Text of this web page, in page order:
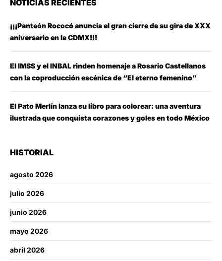
NOTICIAS RECIENTES
¡¡¡Panteón Rococó anuncia el gran cierre de su gira de XXX
aniversario en la CDMX!!!
El IMSS y el INBAL rinden homenaje a Rosario Castellanos
con la coproducción escénica de “El eterno femenino”
El Pato Merlín lanza su libro para colorear: una aventura
ilustrada que conquista corazones y goles en todo México
HISTORIAL
agosto 2026
julio 2026
junio 2026
mayo 2026
abril 2026